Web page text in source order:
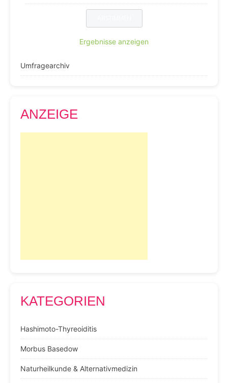
Ergebnisse anzeigen
Umfragearchiv
ANZEIGE
KATEGORIEN
Hashimoto-Thyreoiditis
Morbus Basedow
Naturheilkunde & Alternativmedizin